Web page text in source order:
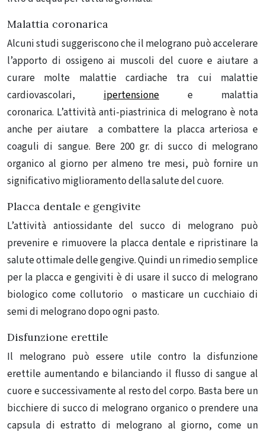
Malattia coronarica
Alcuni studi suggeriscono che il melograno può accelerare
l’apporto di ossigeno ai muscoli del cuore e aiutare a
curare molte malattie cardiache tra cui malattie
cardiovascolari, ipertensione e malattia
coronarica. L’attività anti-piastrinica di melograno è nota
anche per aiutare a combattere la placca arteriosa e
coaguli di sangue. Bere 200 gr. di succo di melograno
organico al giorno per almeno tre mesi, può fornire un
significativo miglioramento della salute del cuore.
Placca dentale e gengivite
L’attività antiossidante del succo di melograno può
prevenire e rimuovere la placca dentale e ripristinare la
salute ottimale delle gengive.Quindi un rimedio semplice
per la placca e gengiviti è di usare il succo di melograno
biologico come collutorio o masticare un cucchiaio di
semi di melograno dopo ogni pasto.
Disfunzione erettile
Il melograno può essere utile contro la disfunzione
erettile aumentando e bilanciando il flusso di sangue al
cuore e successivamente al resto del corpo. Basta bere un
bicchiere di succo di melograno organico o prendere una
capsula di estratto di melograno al giorno, come un